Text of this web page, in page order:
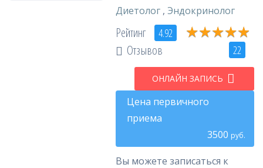
Диетолог , Эндокринолог
Рейтинг 4.92 ★★★★★
★★★★★
Отзывов 22
ОНЛАЙН ЗАПИСЬ
Цена первичного
приема
3500 руб.
Вы можете записаться к